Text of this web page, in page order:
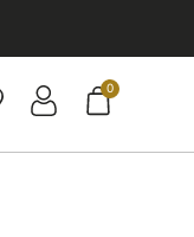
0